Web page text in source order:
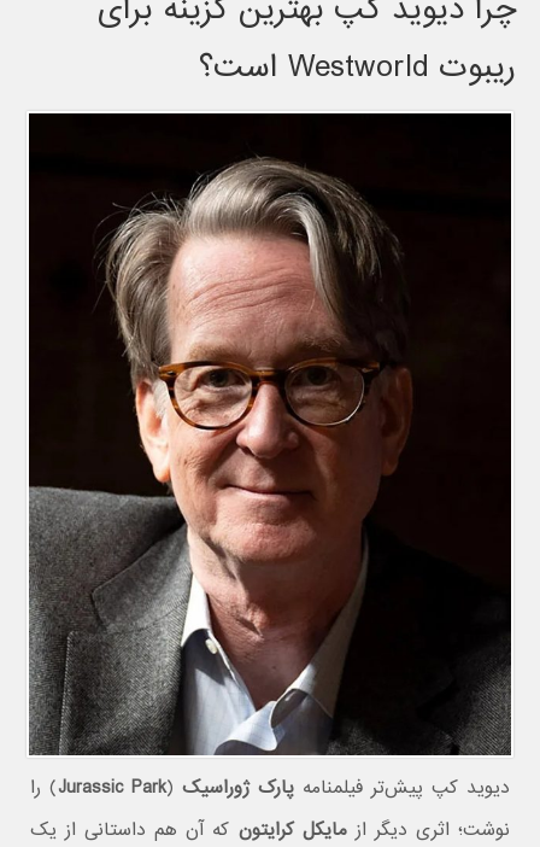
ریبوت Westworld است؟
دیوید کپ پیش‌تر فیلمنامه پارک ژوراسیک(
Jurassic Park) را
نوشت؛ اثری دیگر ازمایکل کرایتون که آن هم داستانی از یک